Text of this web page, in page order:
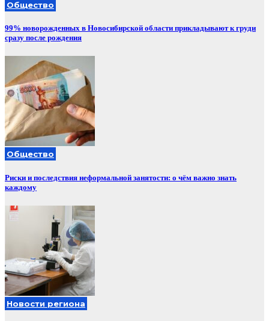
Общество
99% новорожденных в Новосибирской области прикладывают к груди
сразу после рождения
Общество
Риски и последствия неформальной занятости: о чём важно знать
каждому
Новости региона